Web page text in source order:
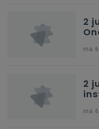
2
ma
2
ma